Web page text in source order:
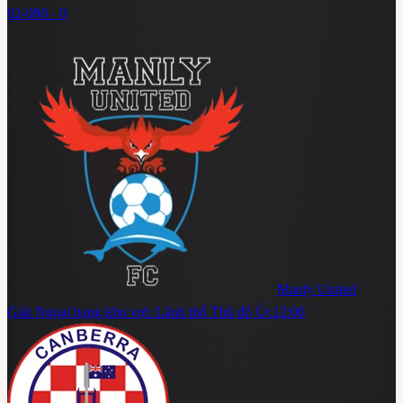
02-080 - 0
Manly United
Giải Ngoại hạng khu vực Lãnh thổ Thủ đô Úc12:00